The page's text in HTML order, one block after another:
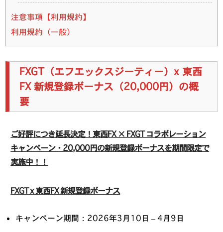
注意事項【利用規約】
利用規約（一般）
FXGT（エフエックスジーティー）x 東西
FX 新規登録ボーナス（20,000円）の概
要
ご好評につき延長決定！東西FX × FXGT コラボレーション
キャンペーン・20,000円の新規登録ボーナスを期間限定で
実施中！！
FXGT x 東西FX 新規登録ボーナス
キャンペーン期間：2026年3月10日 – 4月9日